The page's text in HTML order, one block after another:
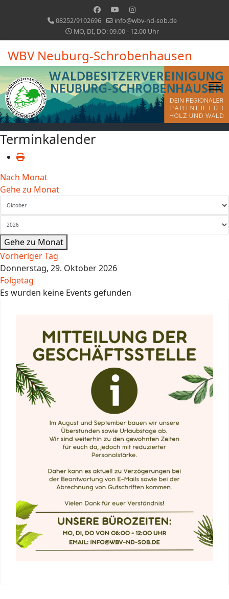
08252/9102696
info@wbv-nd-sob.de
MO, DI, DO: 09.00 - 12.00 Uhr
WBV Neuburg-Schrobenhausen
Terminkalender
Nach Monat
Gehe zu Monat
Gehe zu Monat
Vorheriger Tag
Donnerstag, 29. Oktober 2026
Folgetag
Es wurden keine Events gefunden